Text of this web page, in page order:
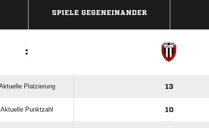
SPIELE GEGENEINANDER
:
Platzierung 13
Aktuelle Punktzahl 10